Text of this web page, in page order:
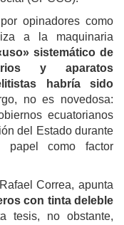
opinadores como
a la maquinaria
sistemático de
y aparatos
habría sido
no es novedosa:
ecuatorianos
del Estado durante
papel como factor
Correa, apunta
con tinta deleble
tesis, no obstante,